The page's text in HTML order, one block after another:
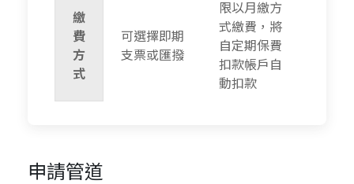
繳
費
方
式
可選擇即期
支票或匯撥
限以月繳方
式繳費，將
自定期保費
扣款帳戶自
動扣款
申請管道